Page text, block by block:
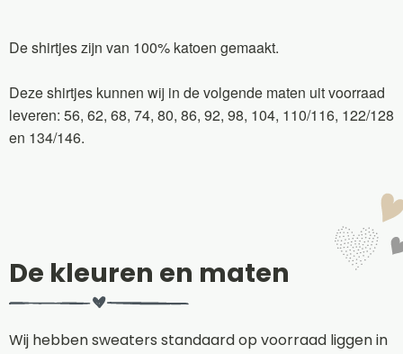
De shirtjes zijn van 100% katoen gemaakt.
Deze shirtjes kunnen wij in de volgende maten uit voorraad
leveren: 56, 62, 68, 74, 80, 86, 92, 98, 104, 110/116, 122/128
en 134/146.
De kleuren en maten
Wij hebben sweaters standaard op voorraad liggen in